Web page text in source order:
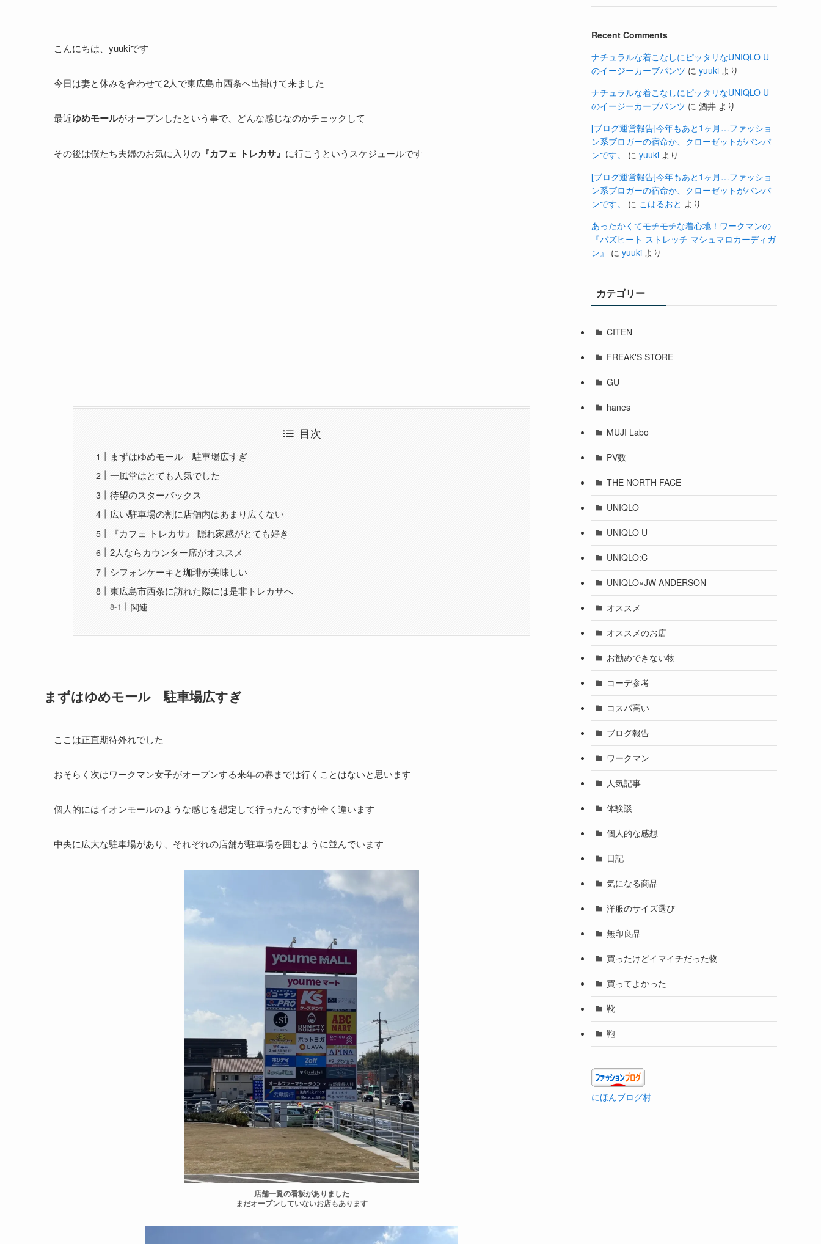
こんにちは、yuukiです
今日は妻と休みを合わせて2人で東広島市西条へ出掛けて来ました
最近ゆめモールがオープンしたという事で、どんな感じなのかチェックして
その後は僕たち夫婦のお気に入りの 『カフェ トレカサ』 に行こうというスケジュールです
目次
まずはゆめモール 駐車場広すぎ
一風堂はとても人気でした
待望のスターバックス
広い駐車場の割に店舗内はあまり広くない
『カフェ トレカサ』 隠れ家感がとても好き
2人ならカウンター席がオススメ
シフォンケーキと珈琲が美味しい
東広島市西条に訪れた際には是非トレカサへ
関連
まずはゆめモール 駐車場広すぎ
ここは正直期待外れでした
おそらく次はワークマン女子がオープンする来年の春までは行くことはないと思います
個人的にはイオンモールのような感じを想定して行ったんですが全く違います
中央に広大な駐車場があり、それぞれの店舗が駐車場を囲むように並んでいます
店舗一覧の看板がありました
まだオープンしていないお店もあります
Recent Comments
ナチュラルな着こなしにピッタリなUNIQLO U
のイージーカーブパンツ に yuuki より
ナチュラルな着こなしにピッタリなUNIQLO U
のイージーカーブパンツ に 酒井 より
[ブログ運営報告]今年もあと1ヶ月…ファッショ
ン系ブロガーの宿命か、クローゼットがパンパ
ンです。
に yuuki より
[ブログ運営報告]今年もあと1ヶ月…ファッショ
ン系ブロガーの宿命か、クローゼットがパンパ
ンです。
に こはるおと より
あったかくてモチモチな着心地！ワークマンの
『バズヒート ストレッチ マシュマロカーディガ
ン』
に yuuki より
カテゴリー
CITEN
FREAK'S STORE
GU
hanes
MUJI Labo
PV数
THE NORTH FACE
UNIQLO
UNIQLO U
UNIQLO:C
UNIQLO×JW ANDERSON
オススメ
オススメのお店
お勧めできない物
コーデ参考
コスパ高い
ブログ報告
ワークマン
人気記事
体験談
個人的な感想
日記
気になる商品
洋服のサイズ選び
無印良品
買ったけどイマイチだった物
買ってよかった
靴
鞄
にほんブログ村